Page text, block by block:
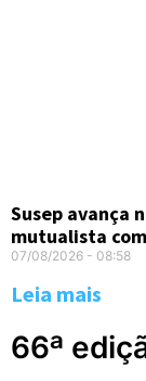
Susep avança
mutualista
07/08/2026 08:58
Leia mais
66ª